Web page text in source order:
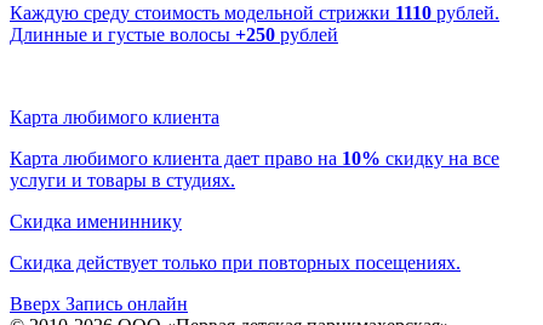
Каждую среду стоимость модельной стрижки 1110 рублей.
Длинные и густые волосы +250 рублей
Карта любимого клиента
Карта любимого клиента дает право на 10% скидку на все
услуги и товары в студиях.
Скидка имениннику
Скидка действует только при повторных посещениях.
Вверх Запись онлайн